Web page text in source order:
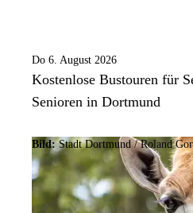
Do 6. August 2026
Kostenlose Bustouren für
Senioren in Dortmund
Bild:Stadt Dortmund / Roland